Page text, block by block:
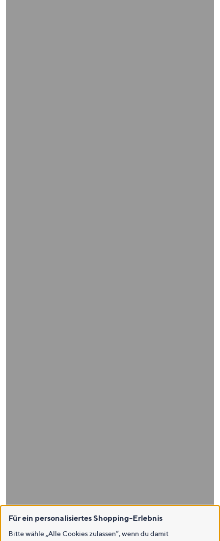
Für ein personalisiertes Shopping-Erlebnis
Bitte wähle „Alle Cookies zulassen“, wenn du damit